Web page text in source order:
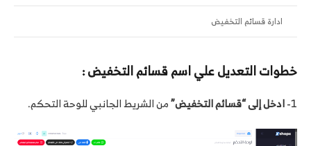
ادارة قسائم التخفيض
خطوات التعديل علي اسم قسائم التخفيض :
1- ادخل إلى “قسائم التخفيض”من الشريط الجانبي للوحة التحكم.